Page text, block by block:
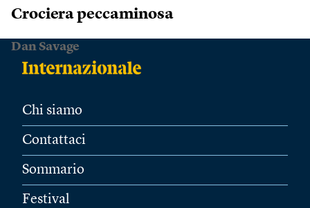
Crociera peccaminosa
Dan Savage
Chi siamo
Contattaci
Sommario
Festival